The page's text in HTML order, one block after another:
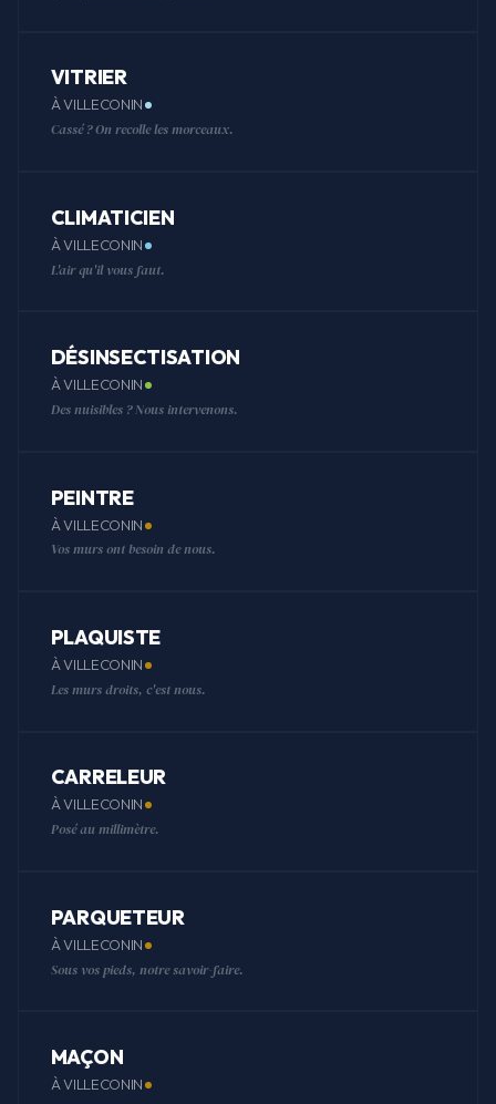
VITRIER
À VILLECONIN
Cassé ? On recolle les morceaux.
CLIMATICIEN
À VILLECONIN
L'air qu'il vous faut.
DÉSINSECTISATION
À VILLECONIN
Des nuisibles ? Nous intervenons.
PEINTRE
À VILLECONIN
Vos murs ont besoin de nous.
PLAQUISTE
À VILLECONIN
Les murs droits, c'est nous.
CARRELEUR
À VILLECONIN
Posé au millimètre.
PARQUETEUR
À VILLECONIN
Sous vos pieds, notre savoir-faire.
MAÇON
À VILLECONIN